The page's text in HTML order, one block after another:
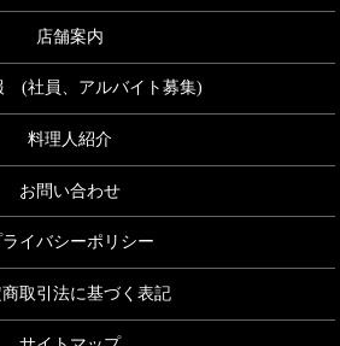
店舗案内
(社員、アルバイト募集)
料理人紹介
お問い合わせ
ライバシーポリシー
取引法に基づく表記